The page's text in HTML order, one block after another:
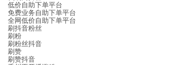
低价自助下单平台
免费业务自助下单平台
全网低价自助下单平台
刷抖音粉丝
刷粉
刷粉丝抖音
刷赞
刷赞抖音